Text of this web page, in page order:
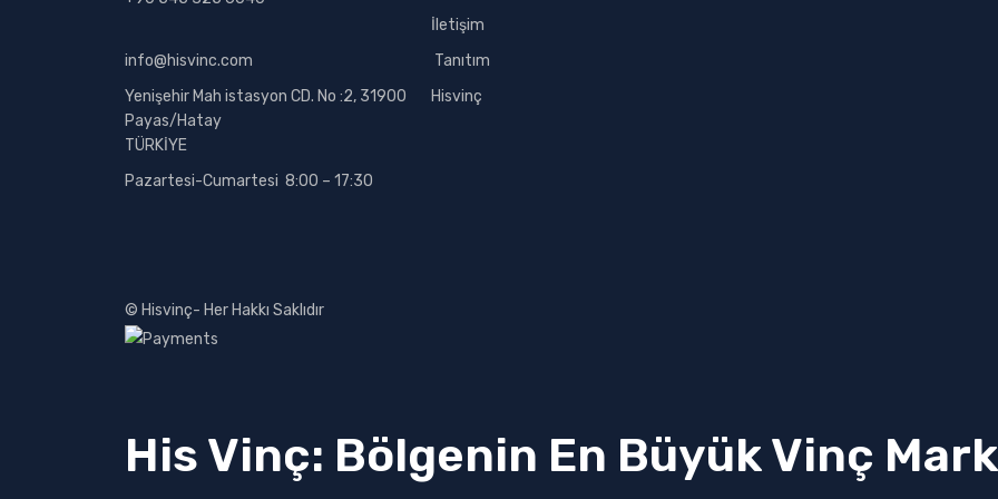
info@hisvinc.com
Yenişehir Mah istasyon CD. No :2, 31900
Payas/Hatay
TÜRKİYE
Pazartesi-Cumartesi 8:00 – 17:30
İletişim
Tanıtım
Hisvinç
© Hisvinç- Her Hakkı Saklıdır
His Vinç: Bölgenin En Büyük Vinç